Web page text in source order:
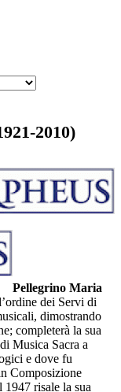
2010)
Pellegrino Maria
dei Servi di
dimostrando
completerà la sua
Musica Sacra a
e dove fu
Composizione
risale la sua